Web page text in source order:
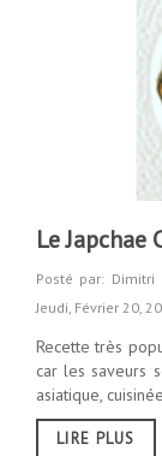
Le Japchae
Posté par: Dimitri
Jeudi, Février 20,
Recette très
car les saveurs
asiatique,
LIRE PLUS